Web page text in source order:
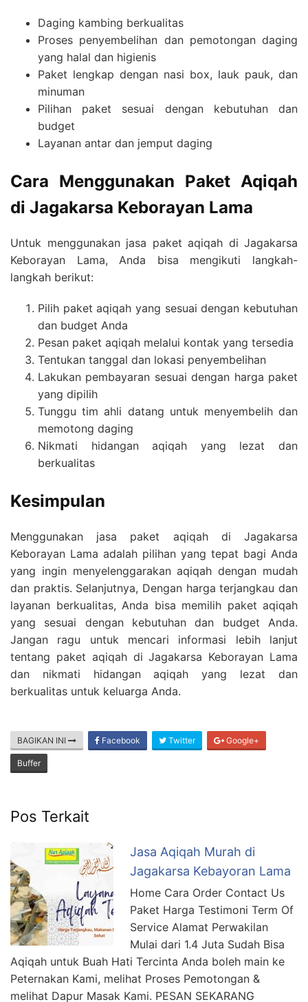
Daging kambing berkualitas
Proses penyembelihan dan pemotongan daging
yang halal dan higienis
Paket lengkap dengan nasi box, lauk pauk, dan
minuman
Pilihan paket sesuai dengan kebutuhan dan
budget
Layanan antar dan jemput daging
Cara Menggunakan Paket Aqiqah
di Jagakarsa Keborayan Lama
Untuk menggunakan jasa paket aqiqah di Jagakarsa
Keborayan Lama, Anda bisa mengikuti langkah-
langkah berikut:
Pilih paket aqiqah yang sesuai dengan kebutuhan
dan budget Anda
Pesan paket aqiqah melalui kontak yang tersedia
Tentukan tanggal dan lokasi penyembelihan
Lakukan pembayaran sesuai dengan harga paket
yang dipilih
Tunggu tim ahli datang untuk menyembelih dan
memotong daging
Nikmati hidangan aqiqah yang lezat dan
berkualitas
Kesimpulan
Menggunakan jasa paket aqiqah di Jagakarsa
Keborayan Lama adalah pilihan yang tepat bagi Anda
yang ingin menyelenggarakan aqiqah dengan mudah
dan praktis. Selanjutnya, Dengan harga terjangkau dan
layanan berkualitas, Anda bisa memilih paket aqiqah
yang sesuai dengan kebutuhan dan budget Anda.
Jangan ragu untuk mencari informasi lebih lanjut
tentang paket aqiqah di Jagakarsa Keborayan Lama
dan nikmati hidangan aqiqah yang lezat dan
berkualitas untuk keluarga Anda.
BAGIKAN INI Facebook Twitter Google+
Buffer
Pos Terkait
Jasa Aqiqah Murah di
Jagakarsa Kebayoran Lama
Home Cara Order Contact Us
Paket Harga Testimoni Term Of
Service Alamat Perwakilan
Mulai dari 1.4 Juta Sudah Bisa
Aqiqah untuk Buah Hati Tercinta Anda boleh main ke
Peternakan Kami, melihat Proses Pemotongan &
melihat Dapur Masak Kami. PESAN SEKARANG